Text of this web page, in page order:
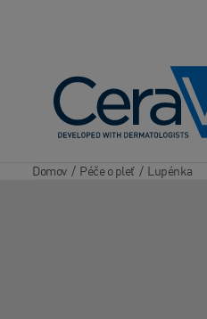
Domov / Péče o pleť / Lupénka